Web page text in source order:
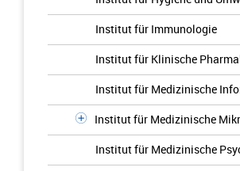
Institut für Immunologie
Institut für Klinische
Institut für Medizinische
Institut für Medizinische
Institut für Medizinische